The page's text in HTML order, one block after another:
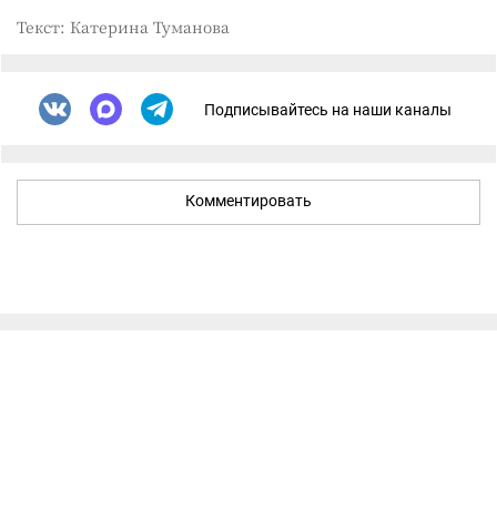
Текст: Катерина Туманова
Подписывайтесь на наши каналы
Комментировать